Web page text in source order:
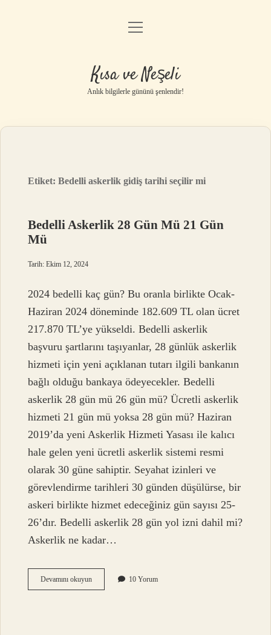
Anasayfa
Yasal Uyarı
menüyü
Kısa ve Neşeli
Anlık bilgilerle gününü şenlendir!
Etiket:Bedelli askerlik gidiş tarihi seçilir mi
Bedelli Askerlik 28 Gün Mü 21 Gün
Mü
Tarih: Ekim 12, 2024
2024 bedelli kaç gün? Bu oranla birlikte Ocak-
Haziran 2024 döneminde 182.609 TL olan ücret
217.870 TL’ye yükseldi. Bedelli askerlik
başvuru şartlarını taşıyanlar, 28 günlük askerlik
hizmeti için yeni açıklanan tutarı ilgili bankanın
bağlı olduğu bankaya ödeyecekler. Bedelli
askerlik 28 gün mü 26 gün mü? Ücretli askerlik
hizmeti 21 gün mü yoksa 28 gün mü? Haziran
2019’da yeni Askerlik Hizmeti Yasası ile kalıcı
hale gelen yeni ücretli askerlik sistemi resmi
olarak 30 güne sahiptir. Seyahat izinleri ve
görevlendirme tarihleri ​​30 günden düşülürse, bir
askeri birlikte hizmet edeceğiniz gün sayısı 25-
26’dır. Bedelli askerlik 28 gün yol izni dahil mi?
Askerlik ne kadar…
Devamını okuyunBedelli
Askerlik
10 Yorum